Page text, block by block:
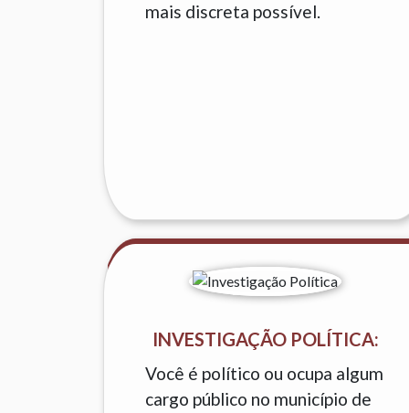
mais discreta possível.
INVESTIGAÇÃO POLÍTICA:
Você é político ou ocupa algum
cargo público no município de